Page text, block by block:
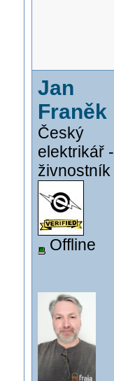
Jan
Franěk
Český
elektrikář -
živnostník
Offline